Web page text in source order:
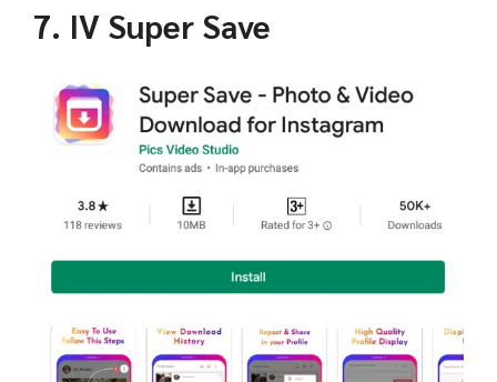
7. IV Super Save